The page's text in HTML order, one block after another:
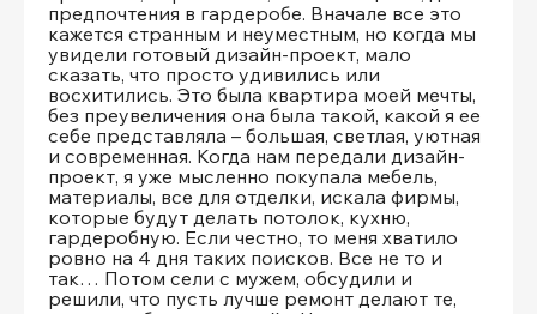
предпочтения в гардеробе. Вначале все это
кажется странным и неуместным, но когда мы
увидели готовый дизайн-проект, мало
сказать, что просто удивились или
восхитились. Это была квартира моей мечты,
без преувеличения она была такой, какой я ее
себе представляла – большая, светлая, уютная
и современная. Когда нам передали дизайн-
проект, я уже мысленно покупала мебель,
материалы, все для отделки, искала фирмы,
которые будут делать потолок, кухню,
гардеробную. Если честно, то меня хватило
ровно на 4 дня таких поисков. Все не то и
так… Потом сели с мужем, обсудили и
решили, что пусть лучше ремонт делают те,